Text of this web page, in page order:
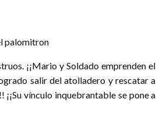
¡¡Mario y Soldado emprenden el
salir del atolladero y rescatar a
vínculo inquebrantable se pone a